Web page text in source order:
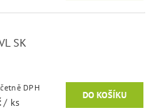
SK
Kč včetně DPH
/ ks